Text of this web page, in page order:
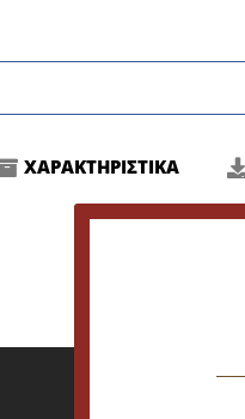
ΧΑΡΑΚΤΗΡΙΣΤΙΚΑ